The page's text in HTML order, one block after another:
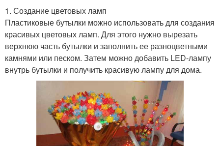
1. Создание цветовых ламп
Пластиковые бутылки можно использовать для создания
красивых цветовых ламп. Для этого нужно вырезать
верхнюю часть бутылки и заполнить ее разноцветными
камнями или песком. Затем можно добавить LED-лампу
внутрь бутылки и получить красивую лампу для дома.